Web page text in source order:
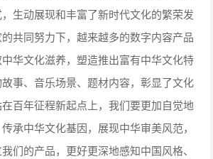
生动展现和丰富了新时代文化的繁荣发
共同努力下，越来越多的数字内容产品
华文化滋养，塑造推出富有中华文化特
事、音乐场景、题材内容，彰显了文化
百年征程新起点上，我们要更加自觉地
承中华文化基因，展现中华审美风范，
们的产品，更好更深地感知中国风格、